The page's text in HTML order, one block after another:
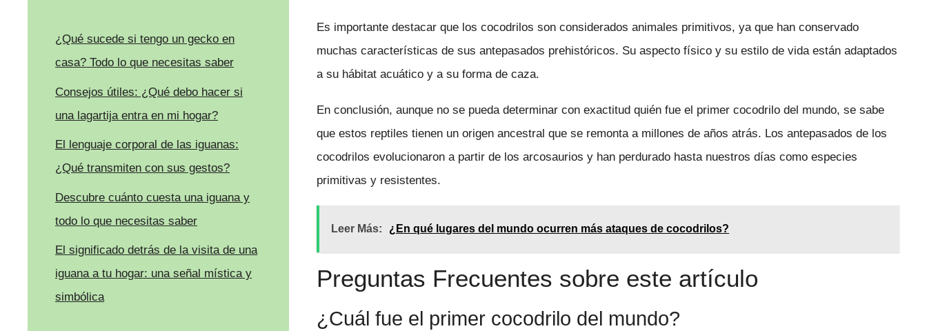
Es importante destacar que los cocodrilos son considerados animales primitivos, ya que han conservado
muchas características de sus antepasados prehistóricos. Su aspecto físico y su estilo de vida están adaptados
a su hábitat acuático y a su forma de caza.
En conclusión, aunque no se pueda determinar con exactitud quién fue el primer cocodrilo del mundo, se sabe
que estos reptiles tienen un origen ancestral que se remonta a millones de años atrás. Los antepasados de los
cocodrilos evolucionaron a partir de los arcosaurios y han perdurado hasta nuestros días como especies
primitivas y resistentes.
Leer Más: ¿En qué lugares del mundo ocurren más ataques de cocodrilos?
Preguntas Frecuentes sobre este artículo
¿Cuál fue el primer cocodrilo del mundo?
¿Qué sucede si tengo un gecko en
casa? Todo lo que necesitas saber
Consejos útiles: ¿Qué debo hacer si
una lagartija entra en mi hogar?
El lenguaje corporal de las iguanas:
¿Qué transmiten con sus gestos?
Descubre cuánto cuesta una iguana y
todo lo que necesitas saber
El significado detrás de la visita de una
iguana a tu hogar: una señal mística y
simbólica